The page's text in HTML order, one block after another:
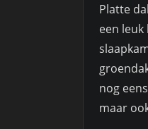
Platte
een
nog
maar